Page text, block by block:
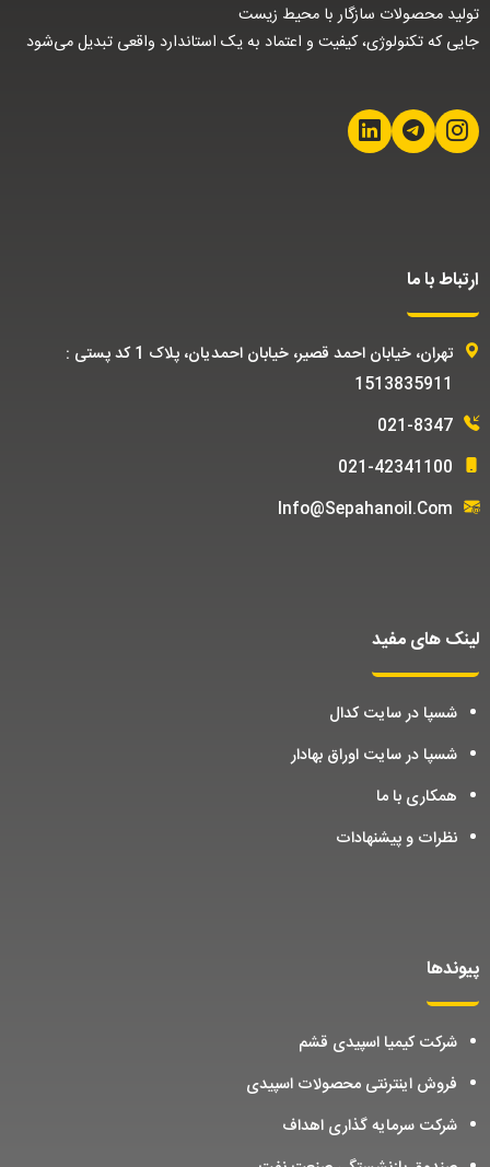
تولید محصولات سازگار با محیط زیست
جایی که تکنولوژی، کیفیت و اعتماد به یک استاندارد واقعی تبدیل می‌شود
ارتباط با ما
تهران، خیابان احمد قصیر، خیابان احمدیان، پلاک 1 کد پستی :
1513835911
021-8347
021-42341100
Info@sepahanoil.com
لینک های مفید
شسپا در سایت کدال
شسپا در سایت اوراق بهادار
همکاری با ما
نظرات و پیشنهادات
پیوندها
شرکت کیمیا اسپیدی قشم
فروش اینترنتی محصولات اسپیدی
شرکت سرمایه گذاری اهداف